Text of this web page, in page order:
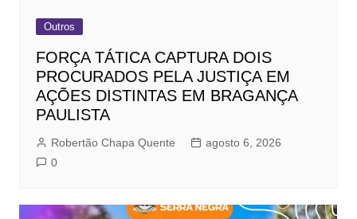
Outros
FORÇA TÁTICA CAPTURA DOIS
PROCURADOS PELA JUSTIÇA EM
AÇÕES DISTINTAS EM BRAGANÇA
PAULISTA
Robertão Chapa Quente
agosto 6, 2026
0